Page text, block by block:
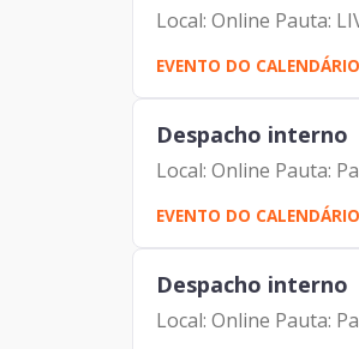
Local: Online Pauta:
EVENTO DO CALENDÁRIO
Despacho interno
Local: Online Pauta:
EVENTO DO CALENDÁRIO
Despacho interno
Local: Online Pauta: